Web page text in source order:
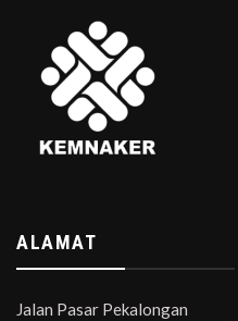
ALAMAT
Jalan Pasar Pekalongan